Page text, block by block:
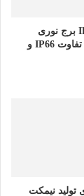
استاندارد IP Code برج نوری
چیست؟ راهنمای تفاوت IP66 و
تولید نیمکت